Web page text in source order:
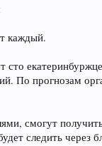
каждый.
прогнозам
смогут
следить через